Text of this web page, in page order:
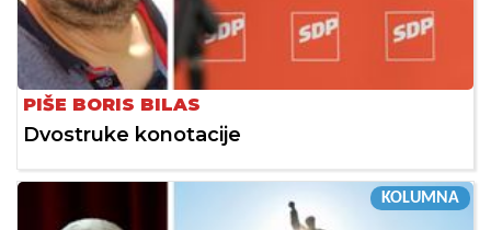
PIŠE BORIS BILAS
Dvostruke konotacije
KOLUMNA